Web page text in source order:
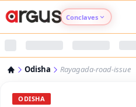
Conclaves
Odisha Rayagada-road-issue
ODISHA